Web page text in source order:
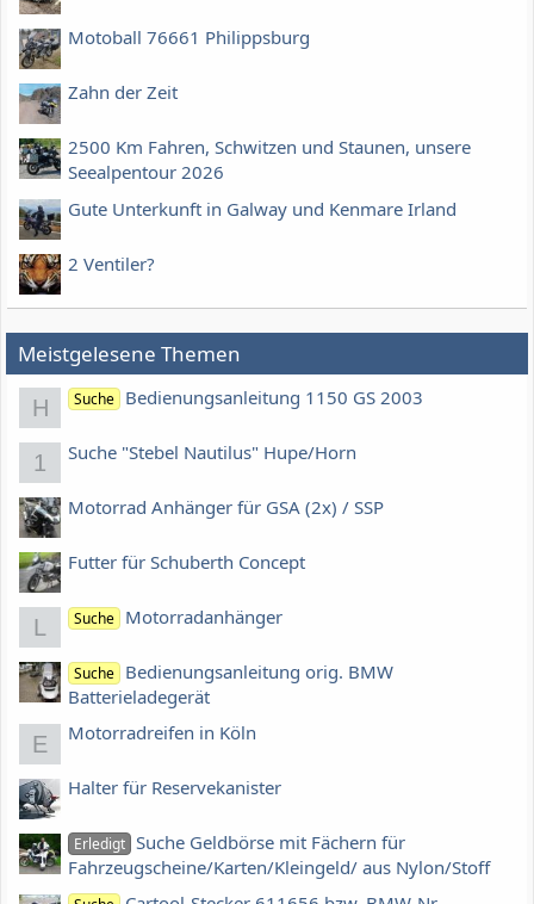
Motoball 76661 Philippsburg
Zahn der Zeit
2500 Km Fahren, Schwitzen und Staunen, unsere
Seealpentour 2026
Gute Unterkunft in Galway und Kenmare Irland
2 Ventiler?
Meistgelesene Themen
H Suche Bedienungsanleitung 1150 GS 2003
1 Suche "Stebel Nautilus" Hupe/Horn
Motorrad Anhänger für GSA (2x) / SSP
Futter für Schuberth Concept
L Suche Motorradanhänger
Suche Bedienungsanleitung orig. BMW
Batterieladegerät
E Motorradreifen in Köln
Halter für Reservekanister
Erledigt Suche Geldbörse mit Fächern für
Fahrzeugscheine/Karten/Kleingeld/ aus Nylon/Stoff